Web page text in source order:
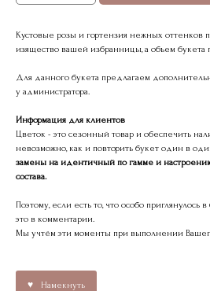
Кустовые розы и гортензия нежных оттенков
изящество вашей избранницы, а объем букета
Для данного букета предлагаем
у администратора.
Информация для клиентов
Цветок - это сезонный товар и обеспечить
невозможно, как и повторить букет один в
замены на идентичный по гамме и
состава.
Поэтому, если есть то, что особо
это в комментарии.
Мы учтём эти моменты при выполнении
Намекнуть